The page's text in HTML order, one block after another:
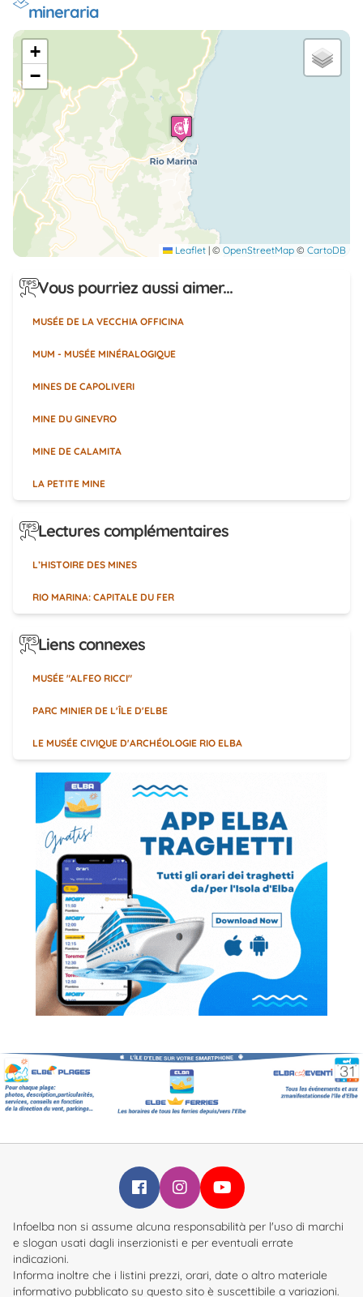
mineraria
+
−
Leaflet | © OpenStreetMap © CartoDB
Vous pourriez aussi aimer...
MUSÉE DE LA VECCHIA OFFICINA
MUM - MUSÉE MINÉRALOGIQUE
MINES DE CAPOLIVERI
MINE DU GINEVRO
MINE DE CALAMITA
LA PETITE MINE
Lectures complémentaires
L’HISTOIRE DES MINES
RIO MARINA: CAPITALE DU FER
Liens connexes
MUSÉE "ALFEO RICCI"
PARC MINIER DE L'ÎLE D'ELBE
LE MUSÉE CIVIQUE D'ARCHÉOLOGIE RIO ELBA
Infoelba su Facebook
Infoelba su Instagram
Infoelba su YouTube
Infoelba non si assume alcuna responsabilità per l'uso di marchi
e slogan usati dagli inserzionisti e per eventuali errate
indicazioni.
Informa inoltre che i listini prezzi, orari, date o altro materiale
informativo pubblicato su questo sito è suscettibile a variazioni.